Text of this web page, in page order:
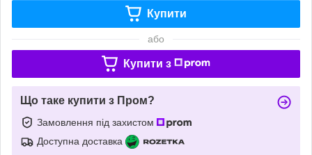
Купити
або
Купити з
Що таке купити з Пром?
Замовлення під захистом
Доступна доставка